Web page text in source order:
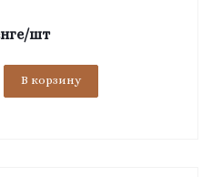
/шт
В корзину